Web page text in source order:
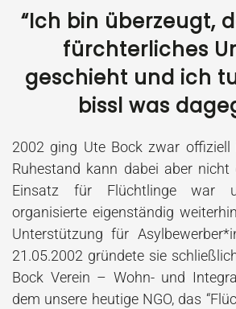
“Ich bin überzeugt,
fürchterliches
geschieht und ich
bissl was
2002 ging Ute Bock zwar
Ruhestand kann dabei aber nicht
Einsatz für Flüchtlingewar
organisierte eigenständig
Unterstützung für
21.05.2002 gründete sie
Bock Verein – Wohn- und
dem unsere heutige NGO, das